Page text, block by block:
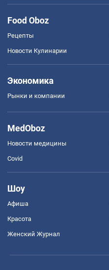
Food Oboz
Рецепты
Новости Кулинарии
Экономика
Рынки и компании
MedOboz
Новости медицины
Covid
Шоу
Афиша
Красота
Женский Журнал